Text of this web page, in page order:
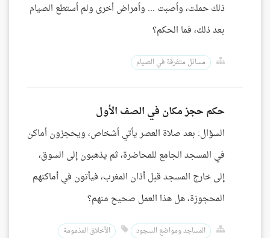
ذلك حملت، وأصبت ... وأمراض أخرى ولم أستطع الصيام
بعد ذلك، فما الحكم؟
مسائل متفرقة في الصيام
حكم حجز مكان في الصف الأول
السؤال: بعد صلاة العصر يأتي أشخاص، ويحجزون أماكن
في المسجد الجامع للمحاضرة، ثم يذهبون إلى السوق،
إلى خارج المسجد قبل أذان المغرب، فيأتون في أماكنهم
المحجوزة، هل هذا العمل صحيح منهم؟
المساجد ومواضع السجود الأخلاق المذمومة